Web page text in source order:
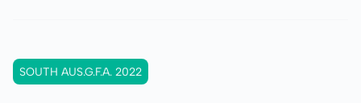
SOUTH AUS.G.F.A. 2022